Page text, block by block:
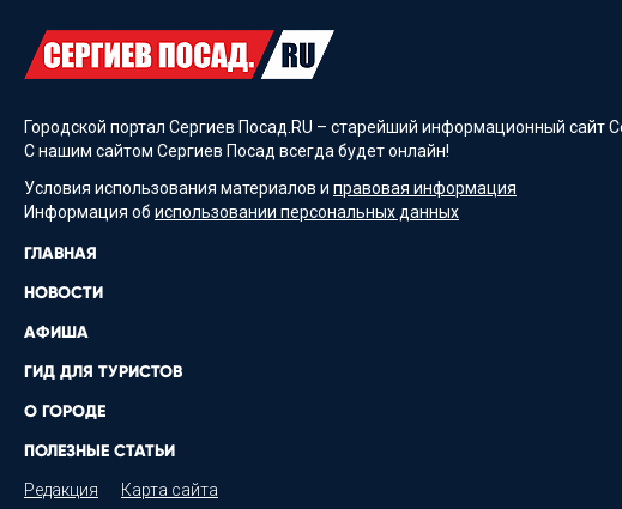
Городской портал Сергиев Посад.RU – старейший информационный сайт
С нашим сайтом Сергиев Посад всегда будет онлайн!
Условия использования материалов и правовая информация
Информация об использовании персональных данных
ГЛАВНАЯ
НОВОСТИ
АФИША
ГИД ДЛЯ ТУРИСТОВ
О ГОРОДЕ
ПОЛЕЗНЫЕ СТАТЬИ
Редакция Карта сайта